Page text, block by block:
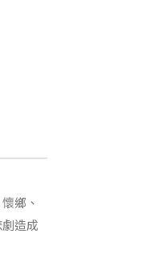
鄉、
造成